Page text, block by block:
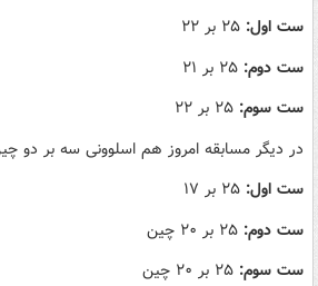
ست اول:
ست دوم:
ست سوم: ۲۵ بر ۲۲
در دیگر مسابقه امروز هم اسلوونی سه بر دو
ست اول:
ست دوم: ۲۵ بر ۲۰ چین
ست سوم: ۲۵ بر ۲۰ چین